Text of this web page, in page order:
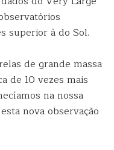
superior à do Sol.
de grande massa
de 10 vezes mais
na nossa
nova observação